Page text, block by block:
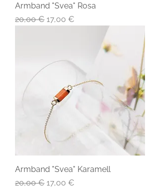
Armband "Svea" Rosa
Standardpreis
20,00 € Sale-Preis
17,00 €
Armband "Svea" Karamell
Standardpreis
20,00 € Sale-Preis
17,00 €